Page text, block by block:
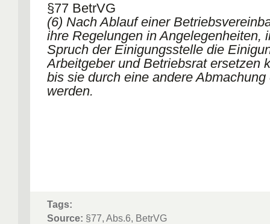
§77 BetrVG
(6) Nach Ablauf einer
ihre Regelungen in Angelegenheiten,
Spruch der Einigungsstelle die
Arbeitgeber und Betriebsrat ersetzen
bis sie durch eine andere Abmachung
werden.
Tags:
Source: §77, Abs.6, BetrVG